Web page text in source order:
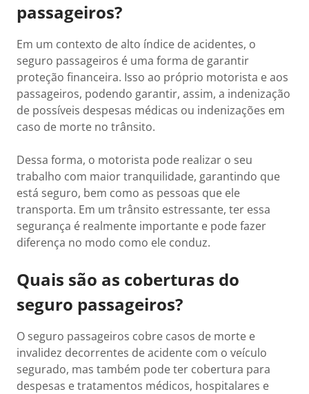
passageiros?
Em um contexto de alto índice de acidentes, o
seguro passageiros é uma forma de garantir
proteção financeira. Isso ao próprio motorista e aos
passageiros, podendo garantir, assim, a indenização
de possíveis despesas médicas ou indenizações em
caso de morte no trânsito.
Dessa forma, o motorista pode realizar o seu
trabalho com maior tranquilidade, garantindo que
está seguro, bem como as pessoas que ele
transporta. Em um trânsito estressante, ter essa
segurança é realmente importante e pode fazer
diferença no modo como ele conduz.
Quais são as coberturas do
seguro passageiros?
O seguro passageiros cobre casos de morte e
invalidez decorrentes de acidente com o veículo
segurado, mas também pode ter cobertura para
despesas e tratamentos médicos, hospitalares e